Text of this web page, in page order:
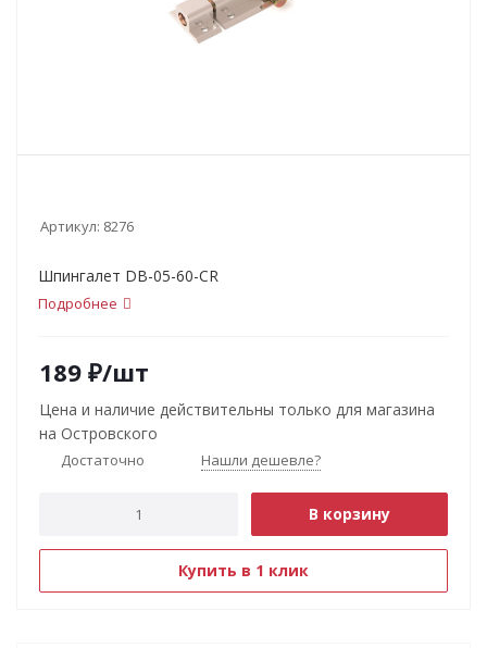
Артикул: 8276
Шпингалет DB-05-60-CR
Подробнее
189 ₽/шт
Цена и наличие действительны только для магазина
на Островского
Достаточно Нашли дешевле?
В корзину
Купить в 1 клик